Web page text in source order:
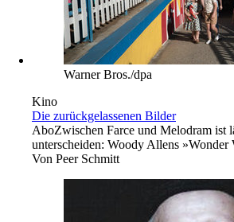
Warner Bros./dpa
Kino
Die zurückgelassenen Bilder
AboZwischen Farce und Melodram ist
unterscheiden: Woody Allens »Wonder
Von Peer Schmitt